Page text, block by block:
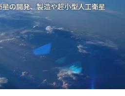
の開発、製造や超小型人工衛星